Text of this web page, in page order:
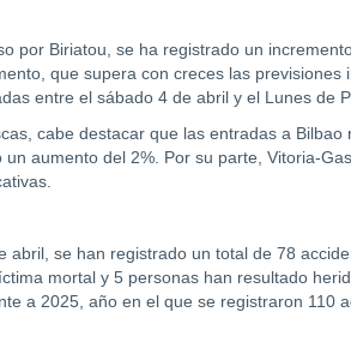
por Biriatou, se ha registrado un
que supera con creces las previsiones
entre el sábado 4 de abril y el Lunes de
cabe destacar que las entradas a Bilbao
aumento del 2%. Por su parte, Vitoria-
se han registrado un total de 78
mortal y 5 personas han resultado
a 2025, año en el que se registraron 110